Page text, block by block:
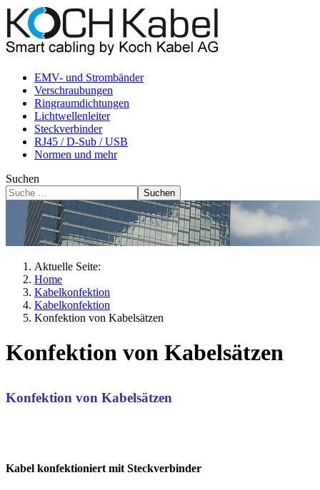
EMV- und Strombänder
Verschraubungen
Ringraumdichtungen
Lichtwellenleiter
Steckverbinder
RJ45 / D-Sub / USB
Normen und mehr
Suchen
Suchen
Aktuelle Seite:
Home
Kabelkonfektion
Kabelkonfektion
Konfektion von Kabelsätzen
Konfektion von Kabelsätzen
Konfektion von Kabelsätzen
Kabel konfektioniert mit Steckverbinder